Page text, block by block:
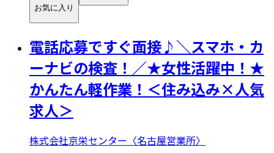
お気に入り
電話応募ですぐ面接♪＼スマホ・カ
ーナビの検査！／★女性活躍中！★
かんたん軽作業！＜住み込み×人気
求人＞
株式会社京栄センター〈名古屋営業所〉